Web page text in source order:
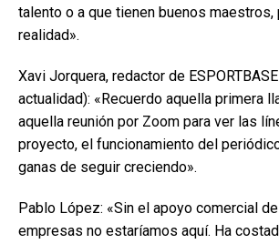
talento o a que tienen buenos maestros,
realidad».
Xavi Jorquera, redactor de
actualidad): «Recuerdo aquella primera
aquella reunión por Zoom para ver las
proyecto, el funcionamiento del
ganas de seguir creciendo».
Pablo López: «Sin el apoyo comercial
empresas no estaríamos aquí. Ha